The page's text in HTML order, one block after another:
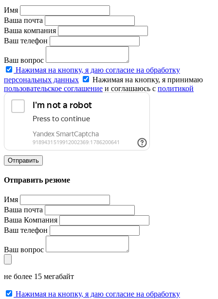
Имя
Ваша почта
Ваша компания
Ваш телефон
Ваш вопрос
Нажимая на кнопку, я даю согласие на обработку
персональных данных
Нажимая на кнопку, я принимаю
пользовательское соглашение и соглашаюсь с политикой
конфиденциальности
Отправить
Отправить резюме
Имя
Ваша почта
Ваша Компания
Ваш телефон
Ваш вопрос
не более 15 мегабайт
Нажимая на кнопку, я даю согласие на обработку